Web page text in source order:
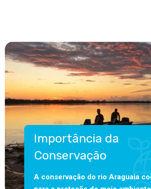
Importância da
Conservação
A conservação do rio Araguaia